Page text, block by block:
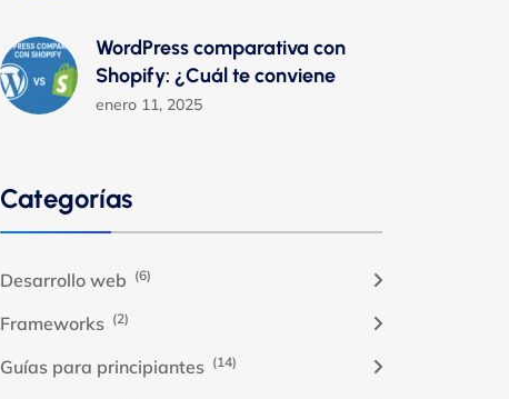
WordPress comparativa con
Shopify: ¿Cuál te conviene
enero 11, 2025
Categorías
Desarrollo web (6)
Frameworks (2)
Guías para principiantes (14)